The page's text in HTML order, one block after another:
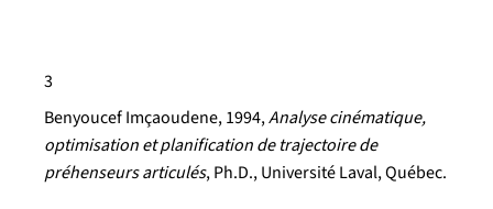
3
Benyoucef Imçaoudene, 1994,Analyse cinématique,
optimisation et planification de trajectoire de
préhenseurs articulés, Ph.D., Université Laval, Québec.